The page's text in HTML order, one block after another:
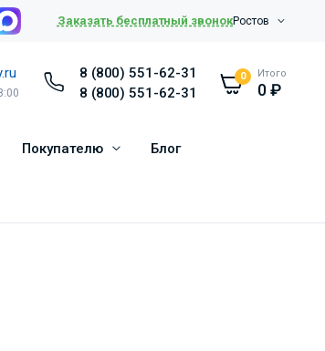
Заказать бесплатный звонокРостов
8 (800) 551-62-31
8 (800) 551-62-31
0 Итого
0₽
Покупателю Блог